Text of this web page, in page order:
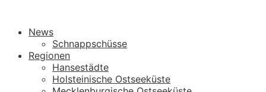
News
Schnappschüsse
Regionen
Hansestädte
Holsteinische Ostseeküste